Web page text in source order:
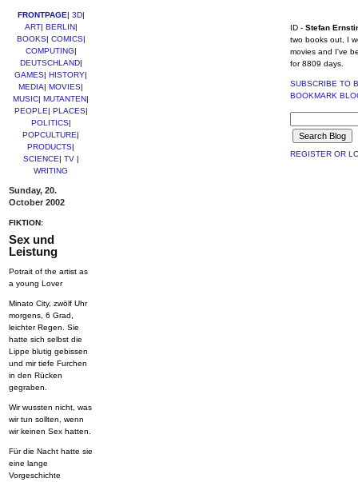
FRONTPAGE| 3D|
ART| BERLIN|
BOOKS| COMICS|
COMPUTING|
DEUTSCHLAND|
GAMES| HISTORY|
MEDIA| MOVIES|
MUSIC| MUTANTEN|
PEOPLE| PLACES|
POLITICS|
POPCULTURE|
PRODUCTS|
SCIENCE| TV|
WRITING
Sunday, 20.
October 2002
FIKTION:
Sex und
Leistung
Potrait of the artist as
a young Lover
Minato City, zwölf Uhr
morgens, 6 Grad,
leichter Regen. Sie
hatte sich selbst die
Lippe blutig gebissen
und mir tiefe Furchen
in den Rücken
gegraben.
Wir wussten nicht, was
wir tun sollten, wenn
wir keinen Sex hatten.
Für die Nacht hatte sie
eine lange
Vorgeschichte
ID - Stefan
two books out, I
movies and I've
for 8809 days.
SUBSCRIBE TO
BOOKMARK
REGISTER OR